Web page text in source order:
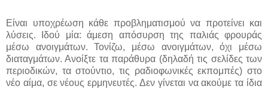
Είναι υποχρέωση κάθε προβληματισμού να προτείνει και
λύσεις. Ιδού μία: άμεση απόσυρση της παλιάς φρουράς
μέσω ανοιγμάτων. Τονίζω, μέσω ανοιγμάτων, όχι μέσω
διαταγμάτων. Ανοίξτε τα παράθυρα (δηλαδή τις σελίδες των
περιοδικών, τα στούντιο, τις ραδιοφωνικές εκπομπές) στο
νέο αίμα, σε νέους ερμηνευτές. Δεν γίνεται να ακούμε τα ίδια